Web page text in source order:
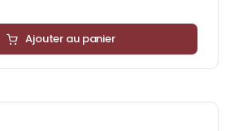
Ajouter au panier